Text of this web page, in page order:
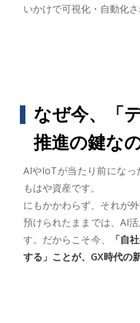
いかけで可視化・自動化さ
なぜ今、「
推進の鍵な
AIやIoTが当たり前にな
もはや資産です。
にもかかわらず、それが
預けられたままでは、AI
す。だからこそ今、
「自
する」ことが、GX時代の